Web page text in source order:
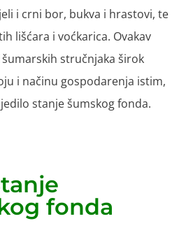
i crni bor, bukva i hrastovi, te
lišćara i voćkarica. Ovakav
stručnjaka širok
i načinu gospodarenja istim,
stanje šumskog fonda.
fonda